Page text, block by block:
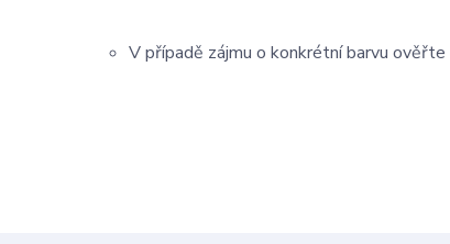
V případě zájmu o konkrétní barvu